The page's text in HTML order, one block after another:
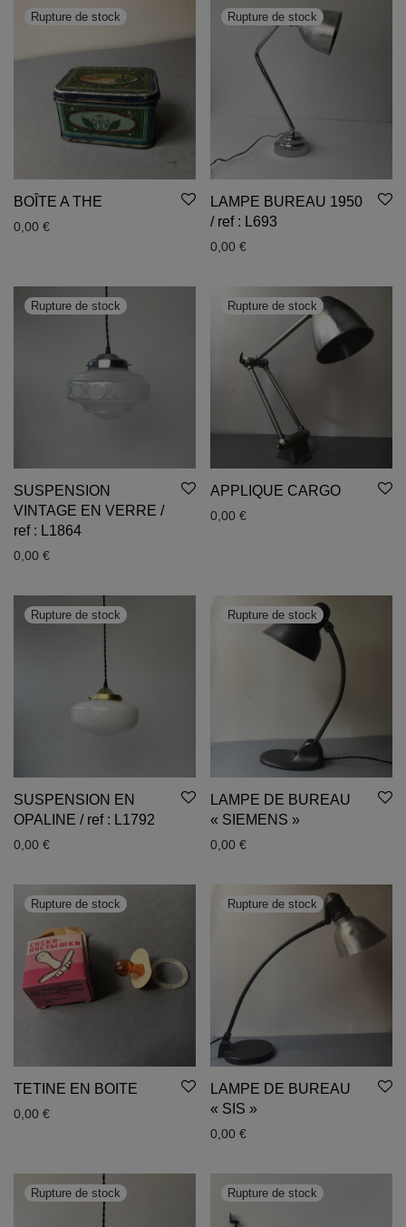
BOÎTE A THE
0,00 €
LAMPE BUREAU 1950
/ ref : L693
0,00 €
SUSPENSION
VINTAGE EN VERRE /
ref : L1864
0,00 €
APPLIQUE CARGO
0,00 €
SUSPENSION EN
OPALINE / ref : L1792
0,00 €
LAMPE DE BUREAU
« SIEMENS »
0,00 €
TETINE EN BOITE
0,00 €
LAMPE DE BUREAU
« SIS »
0,00 €